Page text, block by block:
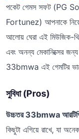
পকেট গেমস সফট (PG
Fortunez) আপনাকে নিয়ে
আলোয় ঘেরা এই মিউজিক-
এবং অনন্য মেকানিক্সের
33bmwa এই গেমটির
সুবিধা (Pros)
উচ্চতর 33bmwa
কিছুটা এগিয়ে রাখে, যা